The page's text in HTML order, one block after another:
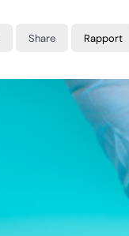
Share Rapport